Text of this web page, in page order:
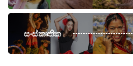
සංස්කෘතික